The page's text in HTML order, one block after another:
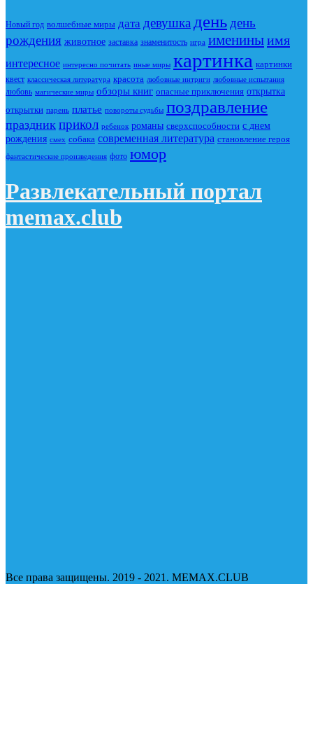
Новый год волшебные миры дата девушка деньдень
рождения животное заставка знаменитость игра имениныимя
интересное интересно почитать иные миры картинка картинки
квест классическая литература красота любовные интриги любовные испытания
любовь магические миры обзоры книг опасные приключения открытка
открытки парень платье повороты судьбы поздравление
праздник прикол ребенок романы сверхспособности с днем
рождения смех собака современная литература становление героя
фантастические произведения фото юмор
Развлекательный портал
memax.club
Все права защищены. 2019 - 2021. MEMAX.CLUB